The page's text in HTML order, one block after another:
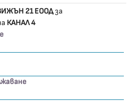
21 ЕООДза
КАНАЛ 4